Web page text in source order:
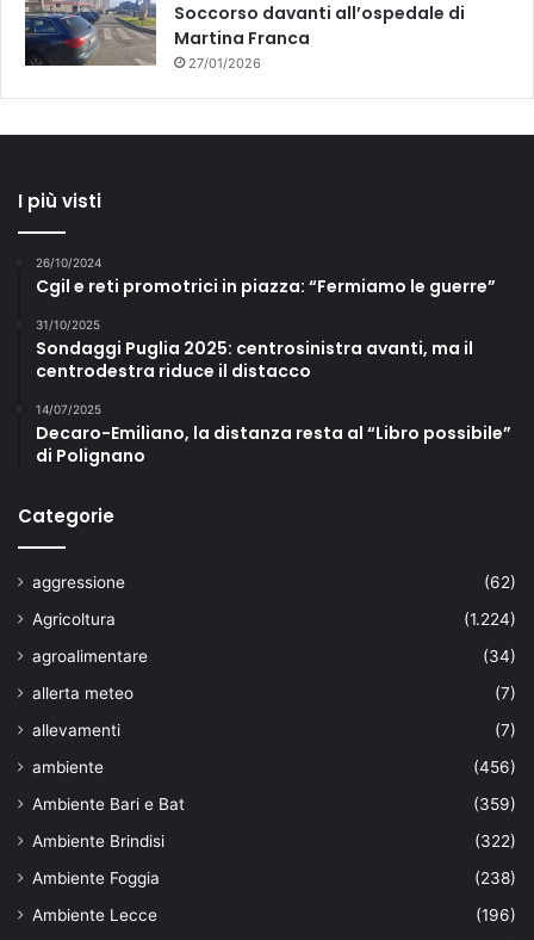
Soccorso davanti all’ospedale di
Martina Franca
27/01/2026
I più visti
26/10/2024
Cgil e reti promotrici in piazza: “Fermiamo le guerre”
31/10/2025
Sondaggi Puglia 2025: centrosinistra avanti, ma il
centrodestra riduce il distacco
14/07/2025
Decaro-Emiliano, la distanza resta al “Libro possibile”
di Polignano
Categorie
aggressione
(62)
Agricoltura
(1.224)
agroalimentare
(34)
allerta meteo
(7)
allevamenti
(7)
ambiente
(456)
Ambiente Bari e Bat
(359)
Ambiente Brindisi
(322)
Ambiente Foggia
(238)
Ambiente Lecce
(196)